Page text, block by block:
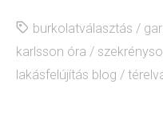
burkolatválasztás /
karlsson óra /
lakásfelújítás blog /